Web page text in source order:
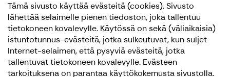
Tämä sivusto käyttää evästeitä (cookies). Sivusto
lähettää selaimelle pienen tiedoston, joka tallentuu
tietokoneen kovalevylle. Käytössä on sekä (väliaikaisia)
istuntotunnus-evästeitä, jotka sulkeutuvat, kun suljet
Internet-selaimen, että pysyviä evästeitä, jotka
tallentuvat tietokoneen kovalevylle. Evästeen
tarkoituksena on parantaa käyttökokemusta sivustolla.